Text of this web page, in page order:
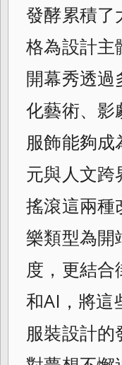
發酵累積了
格為設計主
開幕秀透
化藝術、影
服飾能夠
元與人文跨
搖滾這兩種
樂類型為開
度，更結
和AI， 將這
服裝設計的